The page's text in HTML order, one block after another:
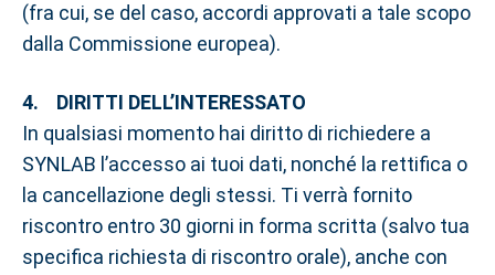
(fra cui, se del caso, accordi approvati a tale scopo
dalla Commissione europea).
4. DIRITTI DELL’INTERESSATO
In qualsiasi momento hai diritto di richiedere a
SYNLAB l’accesso ai tuoi dati, nonché la rettifica o
la cancellazione degli stessi. Ti verrà fornito
riscontro entro 30 giorni in forma scritta (salvo tua
specifica richiesta di riscontro orale), anche con